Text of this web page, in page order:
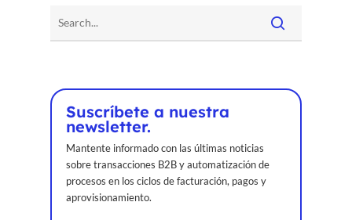
Suscríbete a nuestra
newsletter.
Mantente informado con las últimas noticias
sobre transacciones B2B y automatización de
procesos en los ciclos de facturación, pagos y
aprovisionamiento.